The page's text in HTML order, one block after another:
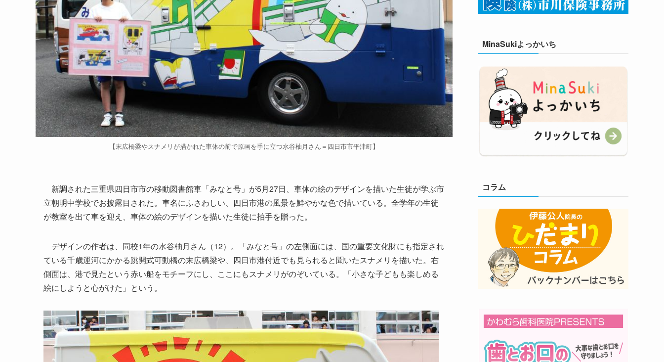
【末広橋梁やスナメリが描かれた車体の前で原画を手に立つ水谷柚月さん＝四日市市平津町】
新調された三重県四日市市の移動図書館車「みなと号」が5月27日、車体の絵のデザインを描いた生徒が学ぶ市
立朝明中学校でお披露目された。車名にふさわしい、四日市港の風景を鮮やかな色で描いている。全学年の生徒
が教室を出て車を迎え、車体の絵のデザインを描いた生徒に拍手を贈った。
デザインの作者は、同校1年の水谷柚月さん（12）。「みなと号」の左側面には、国の重要文化財にも指定され
ている千歳運河にかかる跳開式可動橋の末広橋梁や、四日市港付近でも見られると聞いたスナメリを描いた。右
側面は、港で見たという赤い船をモチーフにし、ここにもスナメリがのぞいている。「小さな子どもも楽しめる
絵にしようと心がけた」という。
MinaSukiよっかいち
コラム